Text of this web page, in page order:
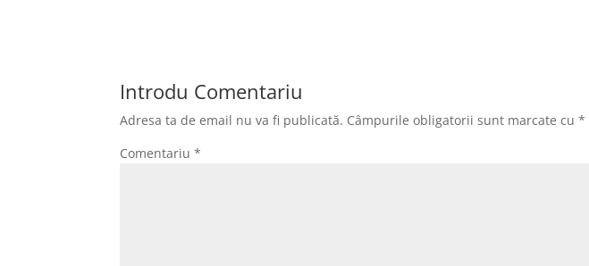
Introdu Comentariu
Adresa ta de email nu va fi publicată. Câmpurile obligatorii sunt marcate cu*
Comentariu*